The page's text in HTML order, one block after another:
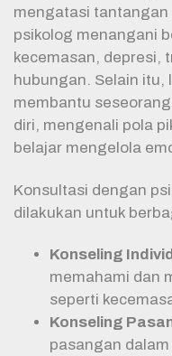
mengatasi tantangan
psikolog menangani
kecemasan, depresi,
hubungan. Selain itu,
membantu
diri, mengenali pola
belajar mengelola
Konsultasi dengan
dilakukan untuk
Konseling
memahami dan
seperti
Konseling
pasangan